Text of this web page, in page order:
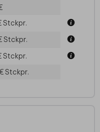
Stckpr.
Stckpr.
Stckpr.
Stckpr.